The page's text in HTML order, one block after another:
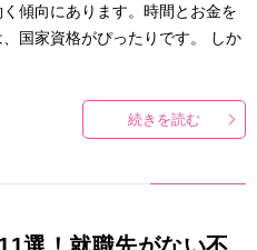
傾向にあります。時間とお金を
国家資格がぴったりです。 しか
続きを読む